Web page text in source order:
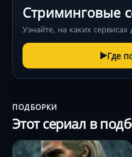
Стриминговые
Узнайте, на каких
Где
ПОДБОРКИ
Этот сериал в